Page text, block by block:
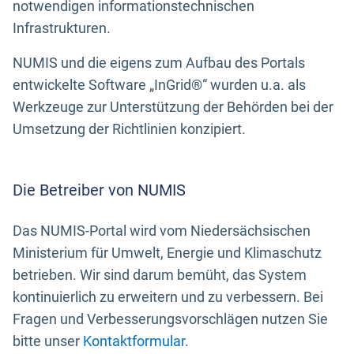
notwendigen informationstechnischen
Infrastrukturen.
NUMIS und die eigens zum Aufbau des Portals
entwickelte Software „InGrid®“ wurden u.a. als
Werkzeuge zur Unterstützung der Behörden bei der
Umsetzung der Richtlinien konzipiert.
Die Betreiber von NUMIS
Das NUMIS-Portal wird vom Niedersächsischen
Ministerium für Umwelt, Energie und Klimaschutz
betrieben. Wir sind darum bemüht, das System
kontinuierlich zu erweitern und zu verbessern. Bei
Fragen und Verbesserungsvorschlägen nutzen Sie
bitte unser Kontaktformular.